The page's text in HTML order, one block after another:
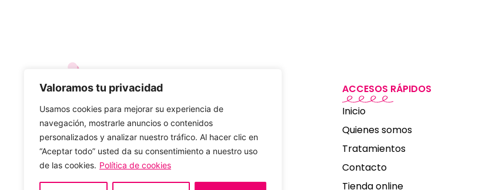
Valoramos tu privacidad
Usamos cookies para mejorar su experiencia de
navegación, mostrarle anuncios o contenidos
personalizados y analizar nuestro tráfico. Al hacer clic en
“Aceptar todo” usted da su consentimiento a nuestro uso
de las cookies. Política de cookies
Dirección
Avda. Párroco Pablo Díez, 65 León, 24010
Horario de atención
De lunes a viernes de 10:00 a 19:00
Sábados de 10:00 a 14:00 (verano cerrado)
ACCESOS RÁPIDOS
Inicio
Quienes somos
Tratamientos
Contacto
Tienda online